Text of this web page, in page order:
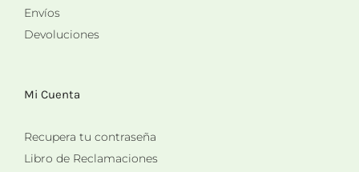
Envíos
Devoluciones
Mi Cuenta
Recupera tu contraseña
Libro de Reclamaciones